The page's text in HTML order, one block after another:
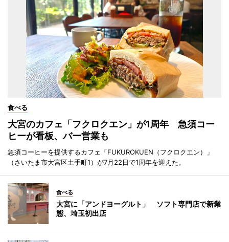
食べる
大宮のカフェ「フクロクエン」が1周年 急須コー
ヒーが看板、バー営業も
急須コーヒーを提供するカフェ「FUKUROKUEN（フクロクエン）」
（さいたま市大宮区土手町1）が7月22日で1周年を迎えた。
食べる
大宮に「アンドヨーグルト」 ソフト専門店で新業
態、埼玉初出店